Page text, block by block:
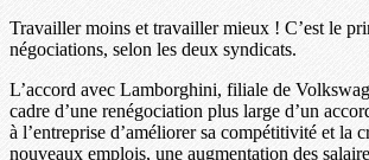
Travailler moins et travailler mieux ! C’est le
négociations, selon les deux syndicats.
L’accord avec Lamborghini, filiale de
cadre d’une renégociation plus large d’un
à l’entreprise d’améliorer sa compétitivité et la
nouveaux emplois, une augmentation des